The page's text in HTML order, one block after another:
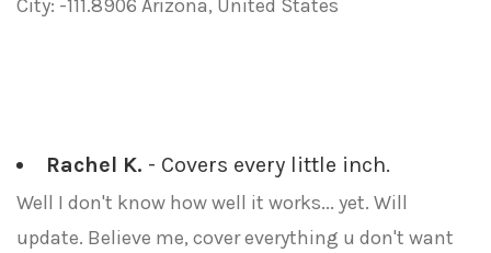
City: -111.8906 Arizona, United States
Rachel K. - Covers every little inch.
Well I don't know how well it works... yet. Will
update. Believe me, cover everything u don't want